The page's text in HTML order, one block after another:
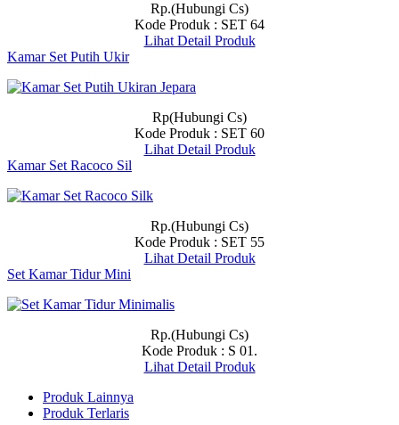
Rp.(Hubungi Cs)
Kode Produk : SET 64
Lihat Detail Produk
Kamar Set Putih Ukir
Rp(Hubungi Cs)
Kode Produk : SET 60
Lihat Detail Produk
Kamar Set Racoco Sil
Rp.(Hubungi Cs)
Kode Produk : SET 55
Lihat Detail Produk
Set Kamar Tidur Mini
Rp.(Hubungi Cs)
Kode Produk : S 01.
Lihat Detail Produk
Produk Lainnya
Produk Terlaris